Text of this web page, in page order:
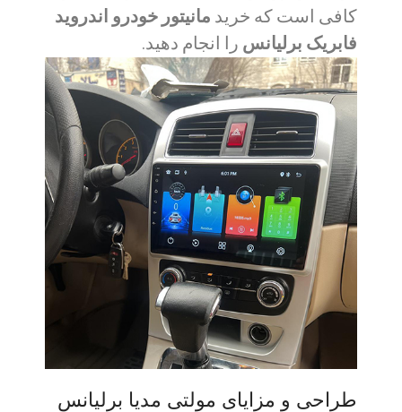
کافی است که خرید مانیتور خودرو اندروید
فابریک برلیانس را انجام دهید.
طراحی و مزایای مولتی مدیا برلیانس